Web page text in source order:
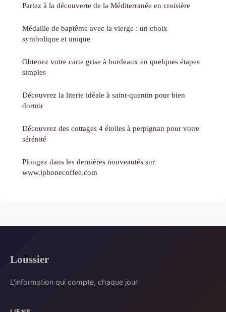
Partez à la découverte de la Méditerranée en croisière
Médaille de baptême avec la vierge : un choix
symbolique et unique
Obtenez votre carte grise à bordeaux en quelques étapes
simples
Découvrez la literie idéale à saint-quentin pour bien
dormir
Découvrez des cottages 4 étoiles à perpignan pour votre
sérénité
Plongez dans les dernières nouveautés sur
www.iphonecoffee.com
Loussier
L'information qui compte, chaque jour